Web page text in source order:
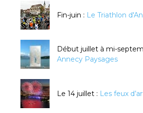
Fin-juin : Le Triathlon
Début juillet à mi-
Annecy Paysages
Le 14 juillet : Les feux